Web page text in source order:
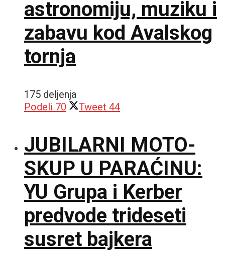
astronomiju, muziku i
zabavu kod Avalskog
tornja
175 deljenja
Podeli 70 Tweet 44
JUBILARNI MOTO-
SKUP U PARAĆINU:
YU Grupa i Kerber
predvode trideseti
susret bajkera